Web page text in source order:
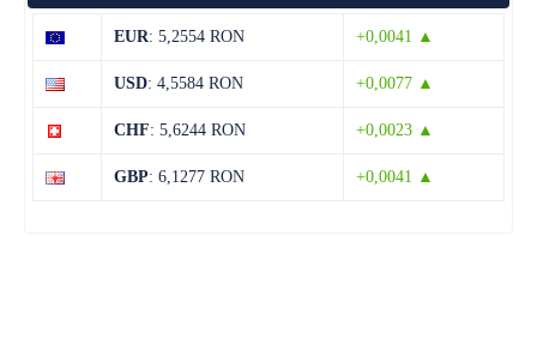
28°C 13°C
Vineri
15 august
EUR: 5,2554 RON +0,0041 ▲
USD: 4,5584 RON +0,0077 ▲
CHF: 5,6244 RON +0,0023 ▲
GBP: 6,1277 RON +0,0041 ▲